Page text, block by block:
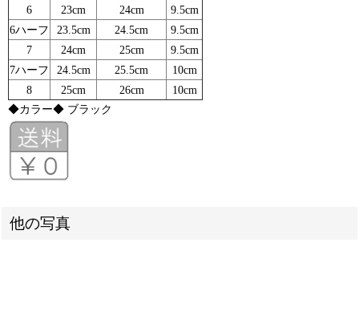
6
23cm 24cm
9.5cm
6ハーフ
23.5cm 24.5cm
9.5cm
7
24cm 25cm
9.5cm
7ハーフ
24.5cm 25.5cm
10cm
8
25cm 26cm
10cm
◆カラー◆ ブラック
他の写真